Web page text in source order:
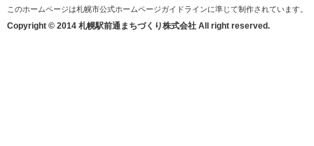
このホームページは札幌市公式ホームページガイドラインに準じて制作されています。
Copyright © 2014 札幌駅前通まちづくり株式会社 All right reserved.